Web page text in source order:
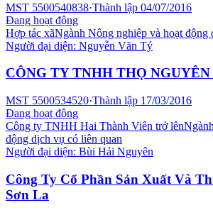
MST 5500540838·Thành lập 04/07/2016
Đang hoạt động
Hợp tác xãNgành Nông nghiệp và hoạt động
Người đại diện: Nguyễn Văn Tý
CÔNG TY TNHH THỌ
MST 5500534520·Thành lập 17/03/2016
Đang hoạt động
Công ty TNHH Hai Thành Viên trở lênNgành
động dịch vụ có liên quan
Người đại diện: Bùi Hải Nguyên
Công Ty Cổ Phần Sản Xuất Và
Sơn La